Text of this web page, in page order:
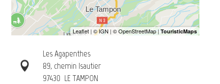
Les Agapenthes
89, chemin Isautier
97430 LE TAMPON